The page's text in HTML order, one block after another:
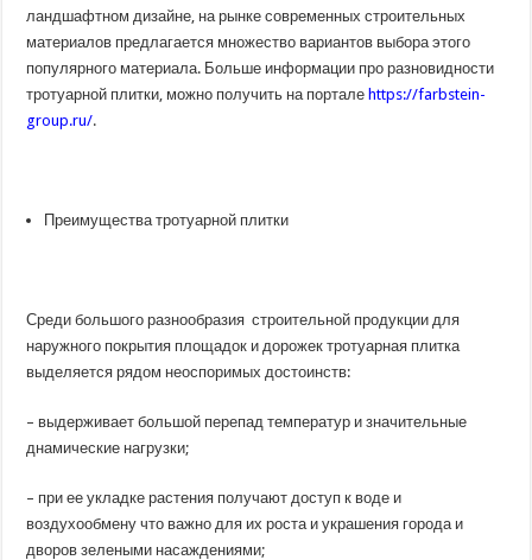
ландшафтном дизайне, на рынке современных строительных
материалов предлагается множество вариантов выбора этого
популярного материала. Больше информации про разновидности
тротуарной плитки, можно получить на портале https://farbstein-
group.ru/.
Преимущества тротуарной плитки
Среди большого разнообразия строительной продукции для
наружного покрытия площадок и дорожек тротуарная плитка
выделяется рядом неоспоримых достоинств:
– выдерживает большой перепад температур и значительные
днамические нагрузки;
– при ее укладке растения получают доступ к воде и
воздухообмену что важно для их роста и украшения города и
дворов зелеными насаждениями;